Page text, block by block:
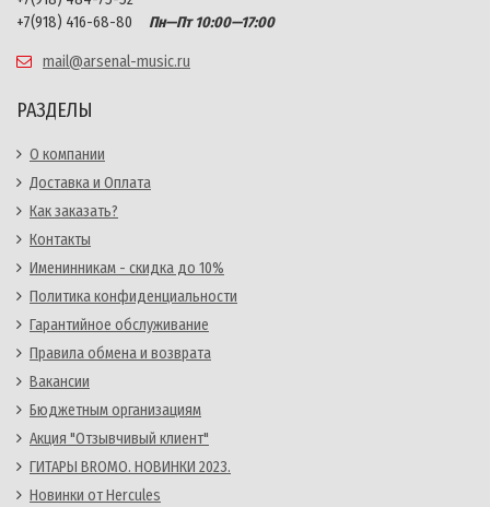
+7(918) 416-68-80
Пн—Пт 10:00—17:00
mail@arsenal-music.ru
РАЗДЕЛЫ
О компании
Доставка и Оплата
Как заказать?
Контакты
Именинникам - скидка до 10%
Политика конфиденциальности
Гарантийное обслуживание
Правила обмена и возврата
Вакансии
Бюджетным организациям
Акция "Отзывчивый клиент"
ГИТАРЫ BROMO. НОВИНКИ 2023.
Новинки от Hercules